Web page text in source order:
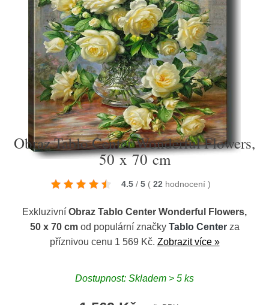
Obraz Tablo Center Wonderful Flowers,
50 x 70 cm
4.5 / 5 ( 22 hodnocení )
Exkluzivní Obraz Tablo Center Wonderful Flowers,
50 x 70 cmod populární značky Tablo Centerza
příznivou cenu 1 569 Kč. Zobrazit více »
Dostupnost: Skladem > 5 ks